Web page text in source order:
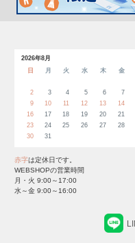
2026年8月
日
月 火 水 木 金
2
3 4 5 6 7
9
10 11 12 13 14
16
17 18 19 20 21
23
24 25 26 27 28
30
31
赤字は定休日です。
WEBSHOPの営業時間
月・火 9:00～17:00
水～金 9:00～16:00